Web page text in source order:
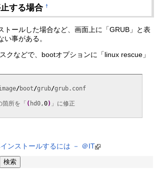
する場合†
トールした場合など、画面上に「GRUB」と表
事がある。
クなどで、bootオプションに「linux rescue」
/boot/grub/
grub.conf
箇所を「 ( hd0,0)
ンストールするには － ＠IT